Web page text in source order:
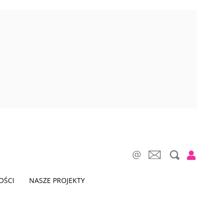
NASZE PROJEKTY